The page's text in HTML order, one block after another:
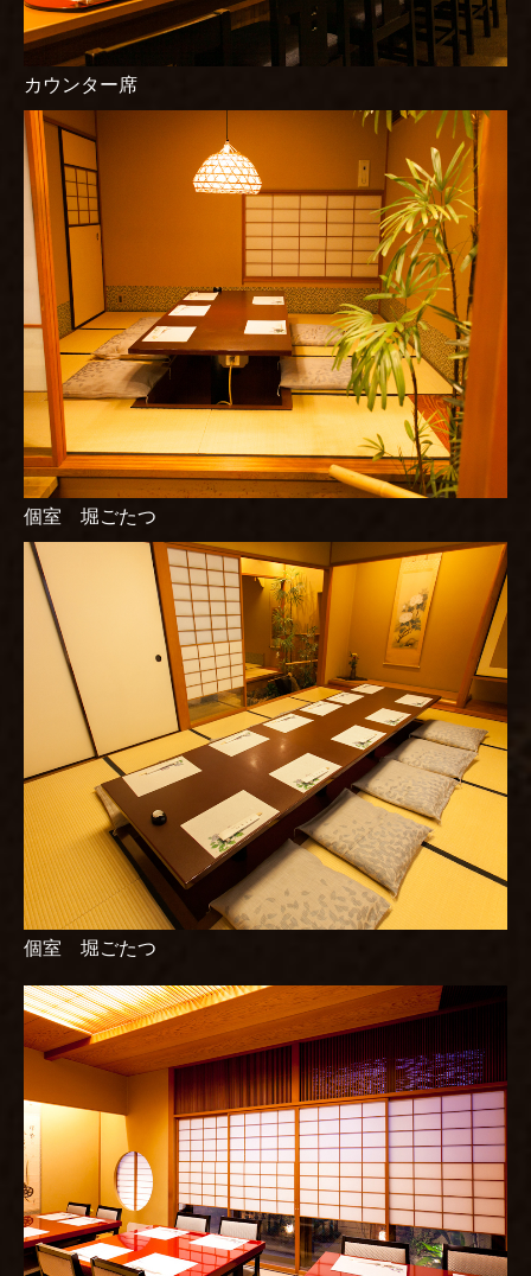
カウンター席
個室 堀ごたつ
個室 堀ごたつ